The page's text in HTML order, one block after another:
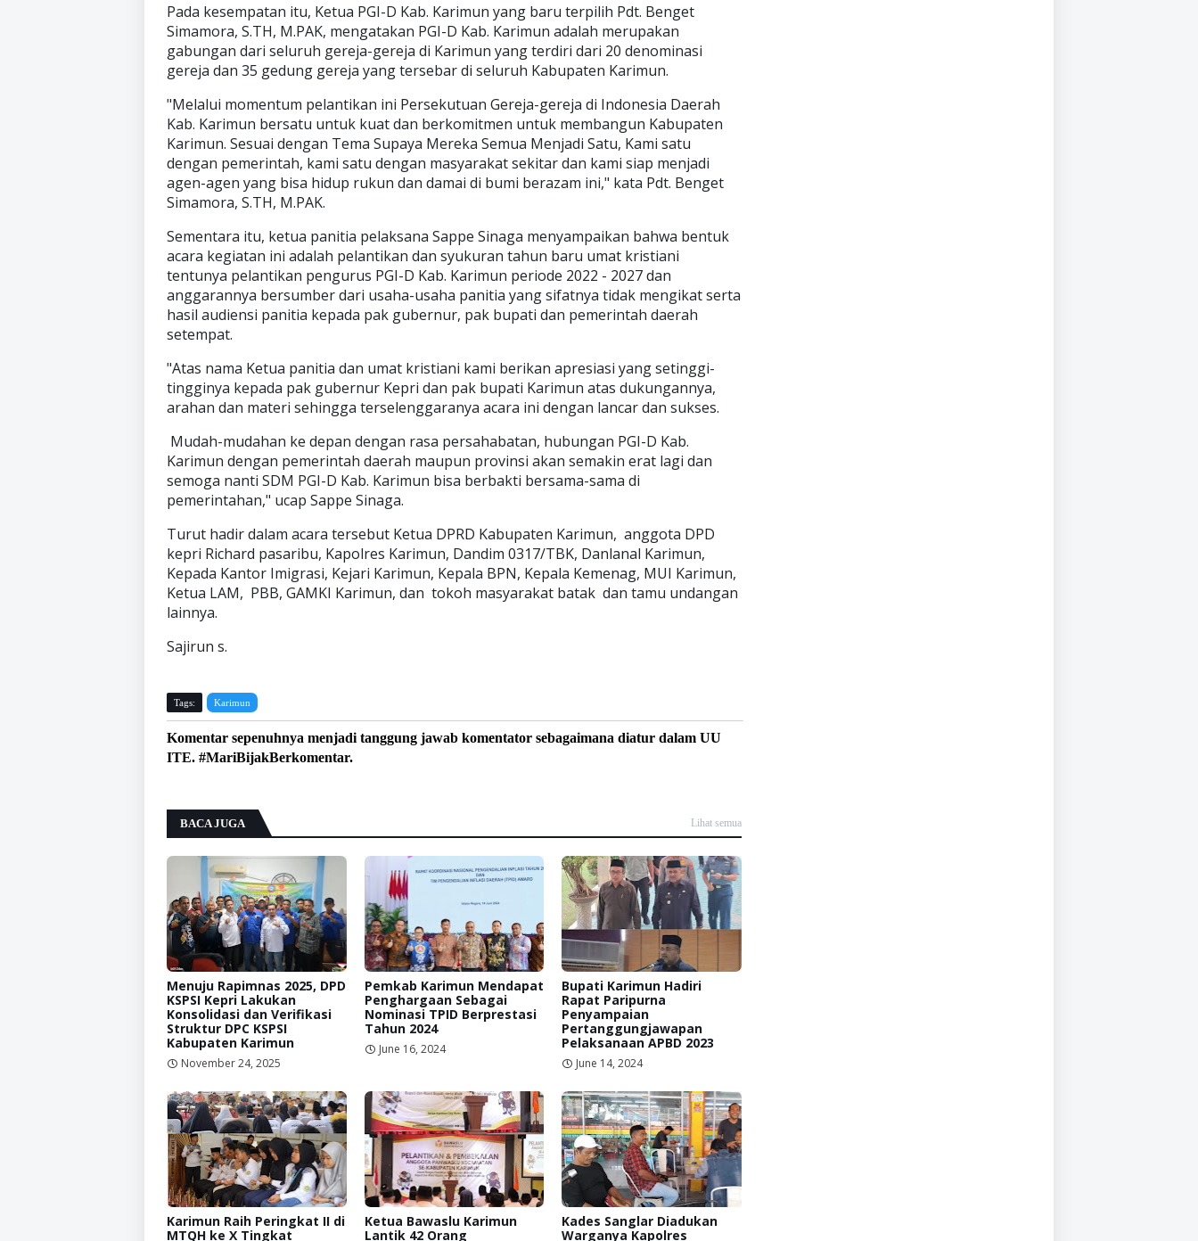
Pada kesempatan itu, Ketua PGI-D Kab. Karimun yang baru terpilih Pdt. Benget
Simamora, S.TH, M.PAK, mengatakan PGI-D Kab. Karimun adalah merupakan
gabungan dari seluruh gereja-gereja di Karimun yang terdiri dari 20 denominasi
gereja dan 35 gedung gereja yang tersebar di seluruh Kabupaten Karimun.
"Melalui momentum pelantikan ini Persekutuan Gereja-gereja di Indonesia Daerah
Kab. Karimun bersatu untuk kuat dan berkomitmen untuk membangun Kabupaten
Karimun. Sesuai dengan Tema Supaya Mereka Semua Menjadi Satu, Kami satu
dengan pemerintah, kami satu dengan masyarakat sekitar dan kami siap menjadi
agen-agen yang bisa hidup rukun dan damai di bumi berazam ini," kata Pdt. Benget
Simamora, S.TH, M.PAK.
Sementara itu, ketua panitia pelaksana Sappe Sinaga menyampaikan bahwa bentuk
acara kegiatan ini adalah pelantikan dan syukuran tahun baru umat kristiani
tentunya pelantikan pengurus PGI-D Kab. Karimun periode 2022 - 2027 dan
anggarannya bersumber dari usaha-usaha panitia yang sifatnya tidak mengikat serta
hasil audiensi panitia kepada pak gubernur, pak bupati dan pemerintah daerah
setempat.
"Atas nama Ketua panitia dan umat kristiani kami berikan apresiasi yang setinggi-
tingginya kepada pak gubernur Kepri dan pak bupati Karimun atas dukungannya,
arahan dan materi sehingga terselenggaranya acara ini dengan lancar dan sukses.
Mudah-mudahan ke depan dengan rasa persahabatan, hubungan PGI-D Kab.
Karimun dengan pemerintah daerah maupun provinsi akan semakin erat lagi dan
semoga nanti SDM PGI-D Kab. Karimun bisa berbakti bersama-sama di
pemerintahan," ucap Sappe Sinaga.
Turut hadir dalam acara tersebut Ketua DPRD Kabupaten Karimun, anggota DPD
kepri Richard pasaribu, Kapolres Karimun, Dandim 0317/TBK, Danlanal Karimun,
Kepada Kantor Imigrasi, Kejari Karimun, Kepala BPN, Kepala Kemenag, MUI Karimun,
Ketua LAM, PBB, GAMKI Karimun, dan tokoh masyarakat batak dan tamu undangan
lainnya.
Sajirun s.
Tags: Karimun
Komentar sepenuhnya menjadi tanggung jawab komentator sebagaimana diatur dalam UU
ITE. #MariBijakBerkomentar.
BACA JUGA Lihat semua
Menuju Rapimnas 2025, DPD
KSPSI Kepri Lakukan
Konsolidasi dan Verifikasi
Struktur DPC KSPSI
Kabupaten Karimun
November 24, 2025
Pemkab Karimun Mendapat
Penghargaan Sebagai
Nominasi TPID Berprestasi
Tahun 2024
June 16, 2024
Bupati Karimun Hadiri
Rapat Paripurna
Penyampaian
Pertanggungjawapan
Pelaksanaan APBD 2023
June 14, 2024
Karimun Raih Peringkat II di
MTQH ke X Tingkat
Ketua Bawaslu Karimun
Lantik 42 Orang
Kades Sanglar Diadukan
Warganya Kapolres